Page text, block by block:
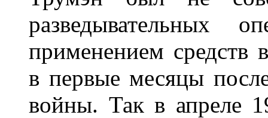
разведывательных
применением средств
в первые месяцы
войны. Так в апреле